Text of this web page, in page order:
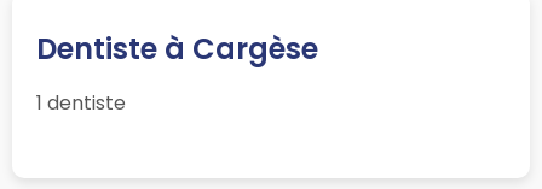
Dentiste à Cargèse
1 dentiste